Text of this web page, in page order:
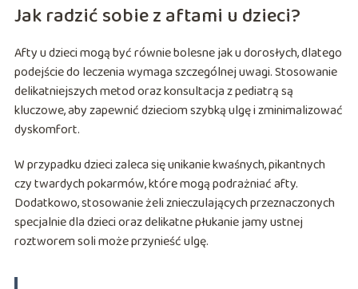
Jak radzić sobie z aftami u dzieci?
Afty u dzieci mogą być równie bolesne jak u dorosłych, dlatego
podejście do leczenia wymaga szczególnej uwagi. Stosowanie
delikatniejszych metod oraz konsultacja z pediatrą są
kluczowe, aby zapewnić dzieciom szybką ulgę i zminimalizować
dyskomfort.
W przypadku dzieci zaleca się unikanie kwaśnych, pikantnych
czy twardych pokarmów, które mogą podrażniać afty.
Dodatkowo, stosowanie żeli znieczulających przeznaczonych
specjalnie dla dzieci oraz delikatne płukanie jamy ustnej
roztworem soli może przynieść ulgę.